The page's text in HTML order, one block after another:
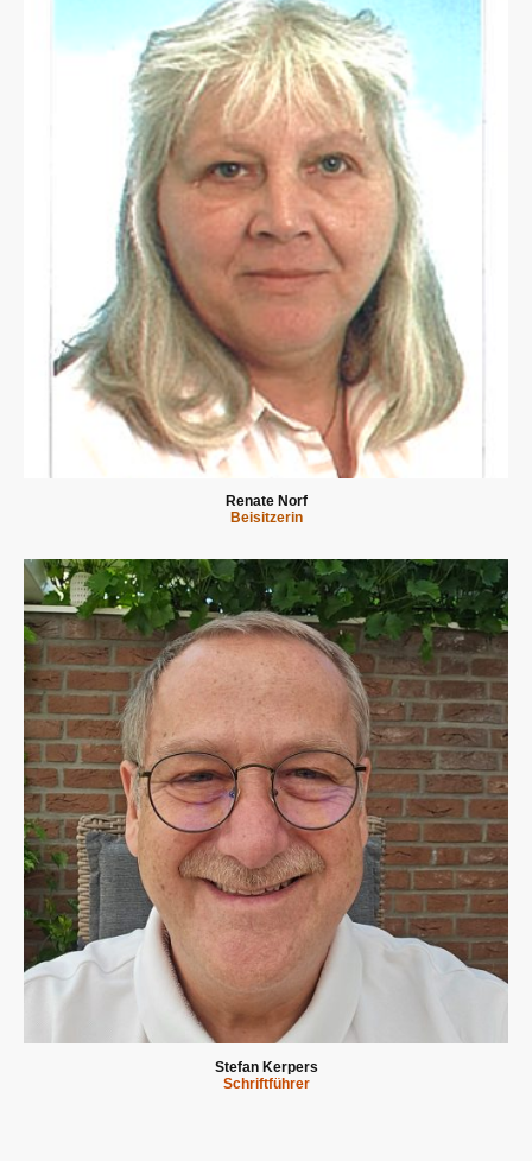
Renate Norf
Beisitzerin
Stefan Kerpers
Schriftführer